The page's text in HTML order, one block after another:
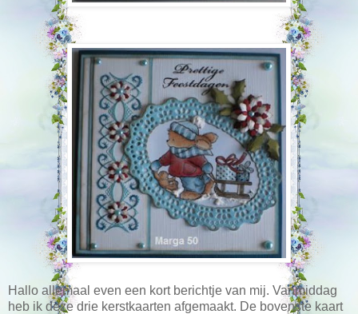
Hallo allemaal even een kort berichtje van mij. Vanmiddag
heb ik deze drie kerstkaarten afgemaakt. De bovenste kaart